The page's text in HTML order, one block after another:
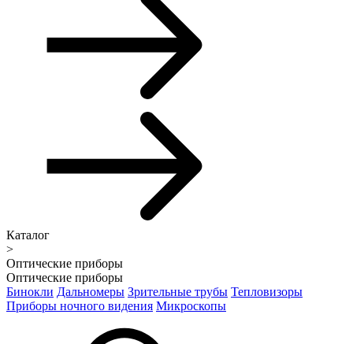
Каталог
>
Оптические приборы
Оптические приборы
Бинокли Дальномеры Зрительные трубы Тепловизоры
Приборы ночного видения Микроскопы